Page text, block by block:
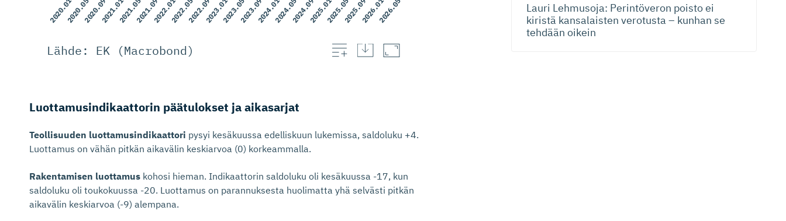
Lähde: EK (Macrobond)
Luottamusin­di­kaattorin päätulokset ja aikasarjat
Teollisuuden luottamusindikaattori pysyi kesäkuussa edelliskuun lukemissa, saldoluku +4.
Luottamus on vähän pitkän aikavälin keskiarvoa (0) korkeammalla.​
Rakentamisen luottamus kohosi hieman. Indikaattorin saldoluku oli kesäkuussa -17, kun
saldoluku oli toukokuussa -20. Luottamus on parannuksesta huolimatta yhä selvästi pitkän
aikavälin keskiarvoa (-9) alempana.​
Lauri Lehmusoja: Perintöveron poisto ei
kiristä kansalaisten verotusta – kunhan se
tehdään oikein